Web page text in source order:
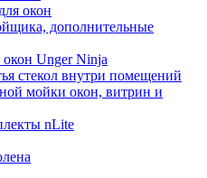
окон
дополнительные
Unger Ninja
стекол внутри помещений
мойки окон, витрин и
nLite